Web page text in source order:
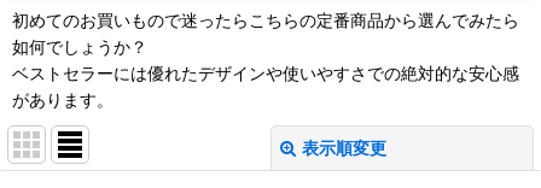
初めてのお買いもので迷ったらこちらの定番商品から選んでみたら
如何でしょうか？
ベストセラーには優れたデザインや使いやすさでの絶対的な安心感
があります。
表示順変更